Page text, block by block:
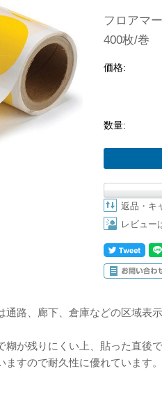
フロアマ
400枚/
価格:
数量:
返品・キ
レビュー
通路、廊下、倉庫などの区域表
糊が残りにくい上、貼った直後
ますので耐久性に優れています。